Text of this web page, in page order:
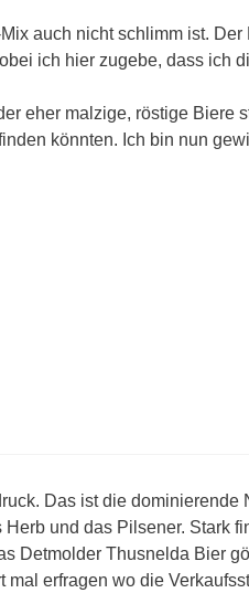
auch nicht schlimm ist.
ich hier zugebe, dass ich
eher malzige, röstige
könnten. Ich bin nun
Das ist die
und das Pilsener. Stark
Detmolder Thusnelda Bier
erfragen wo die